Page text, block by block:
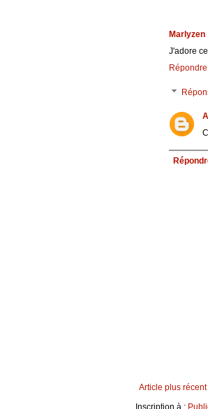
Marlyzen
J'adore
Répondre
Article plus récent
Inscription à :